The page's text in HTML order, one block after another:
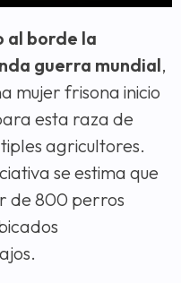
al borde la
guerra mundial,
mujer frisona inicio
esta raza de
agricultores.
se estima que
de 800 perros